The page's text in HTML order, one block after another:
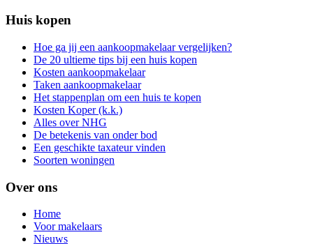
Huis kopen
Hoe ga jij een aankoopmakelaar vergelijken?
De 20 ultieme tips bij een huis kopen
Kosten aankoopmakelaar
Taken aankoopmakelaar
Het stappenplan om een huis te kopen
Kosten Koper (k.k.)
Alles over NHG
De betekenis van onder bod
Een geschikte taxateur vinden
Soorten woningen
Over ons
Home
Voor makelaars
Nieuws